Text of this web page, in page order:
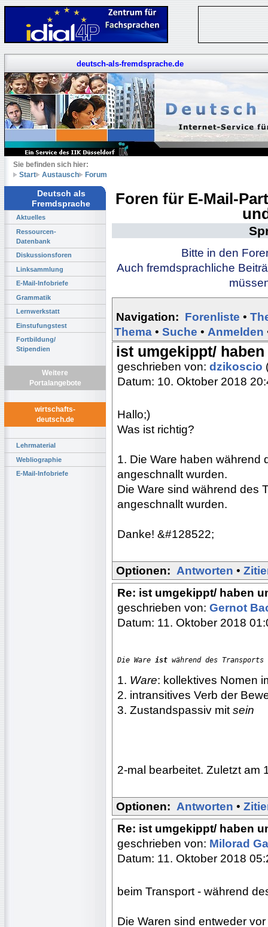
deutsch-als-fremdsprache.de
Sie befinden sich hier:
Start
Austausch Forum
Deutsch als
Fremdsprache
Aktuelles
Ressourcen-
Datenbank
Diskussionsforen
Linksammlung
E-Mail-Infobriefe
Grammatik
Lernwerkstatt
Einstufungstest
Fortbildung/
Stipendien
Weitere
Portalangebote
wirtschafts-
deutsch.de
Lehrmaterial
Webliographie
E-Mail-Infobriefe
Foren für E-Mail-
Bitte in den
Auch fremdsprachliche
Navigation: Forenliste •
Thema • Suche • Anmelden
ist umgekippt/
geschrieben von: dzikoscio
Datum: 10. Oktober 2018
Hallo;)
Was ist richtig?
1. Die Ware haben während
angeschnallt wurden.
Die Ware sind während des
angeschnallt wurden.
Danke! &#128522;
Optionen: Antworten •
Re: ist umgekippt/ haben
geschrieben von: Gernot
Datum: 11. Oktober 2018
Die Ware ist während des
1. Ware: kollektives Nomen
2. intransitives Verb der
3. Zustandspassiv mit sein
2-mal bearbeitet. Zuletzt am
Optionen: Antworten •
Re: ist umgekippt/ haben
geschrieben von: Milorad
Datum: 11. Oktober 2018
beim Transport - während
Die Waren sind entweder